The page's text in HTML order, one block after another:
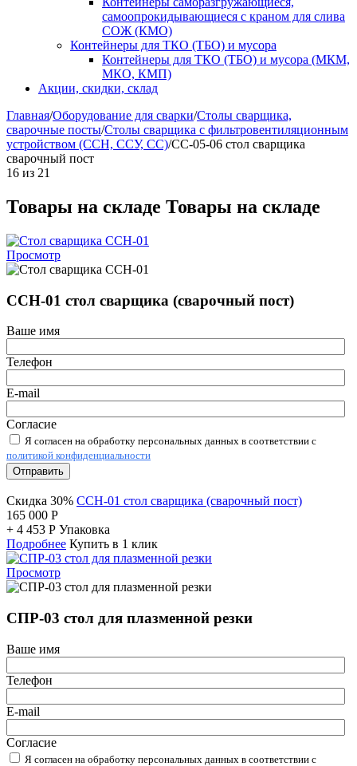
самоопрокидывающиеся с краном для слива
СОЖ (КМО)
Контейнеры для ТКО (ТБО) и мусора
Контейнеры для ТКО (ТБО) и мусора (МКМ,
МКО, КМП)
Акции, скидки, склад
Главная/Оборудование для сварки/Столы сварщика,
сварочные посты/Столы сварщика с фильтровентиляционным
устройством (ССН, ССУ, СС)/СС-05-06 стол сварщика
сварочный пост
16 из 21
Товары на складе Товары на складе
Просмотр
ССН-01 стол сварщика (сварочный пост)
Ваше имя
Телефон
E-mail
Согласие
Я согласен на обработку персональных данных в соответствии с
политикой конфиденциальности
Отправить
Скидка 30% ССН-01 стол сварщика (сварочный пост)
165 000 Р
+ 4 453 Р Упаковка
Подробнее Купить в 1 клик
Просмотр
СПР-03 стол для плазменной резки
Ваше имя
Телефон
E-mail
Согласие
Я согласен на обработку персональных данных в соответствии с